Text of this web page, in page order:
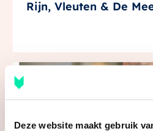
Deze website maakt gebruik
Rijn, Vleuten & De